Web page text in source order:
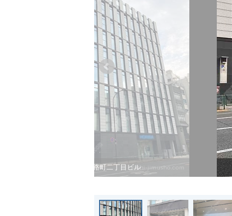
神田淡路町二丁目ビル